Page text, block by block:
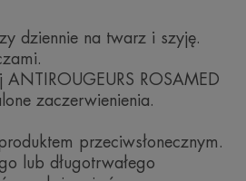
I
NA POPRAWĘ
dziennie na twarz i szyję.
ROSAMED
zaczerwienienia.
przeciwsłonecznym.
lub długotrwałego